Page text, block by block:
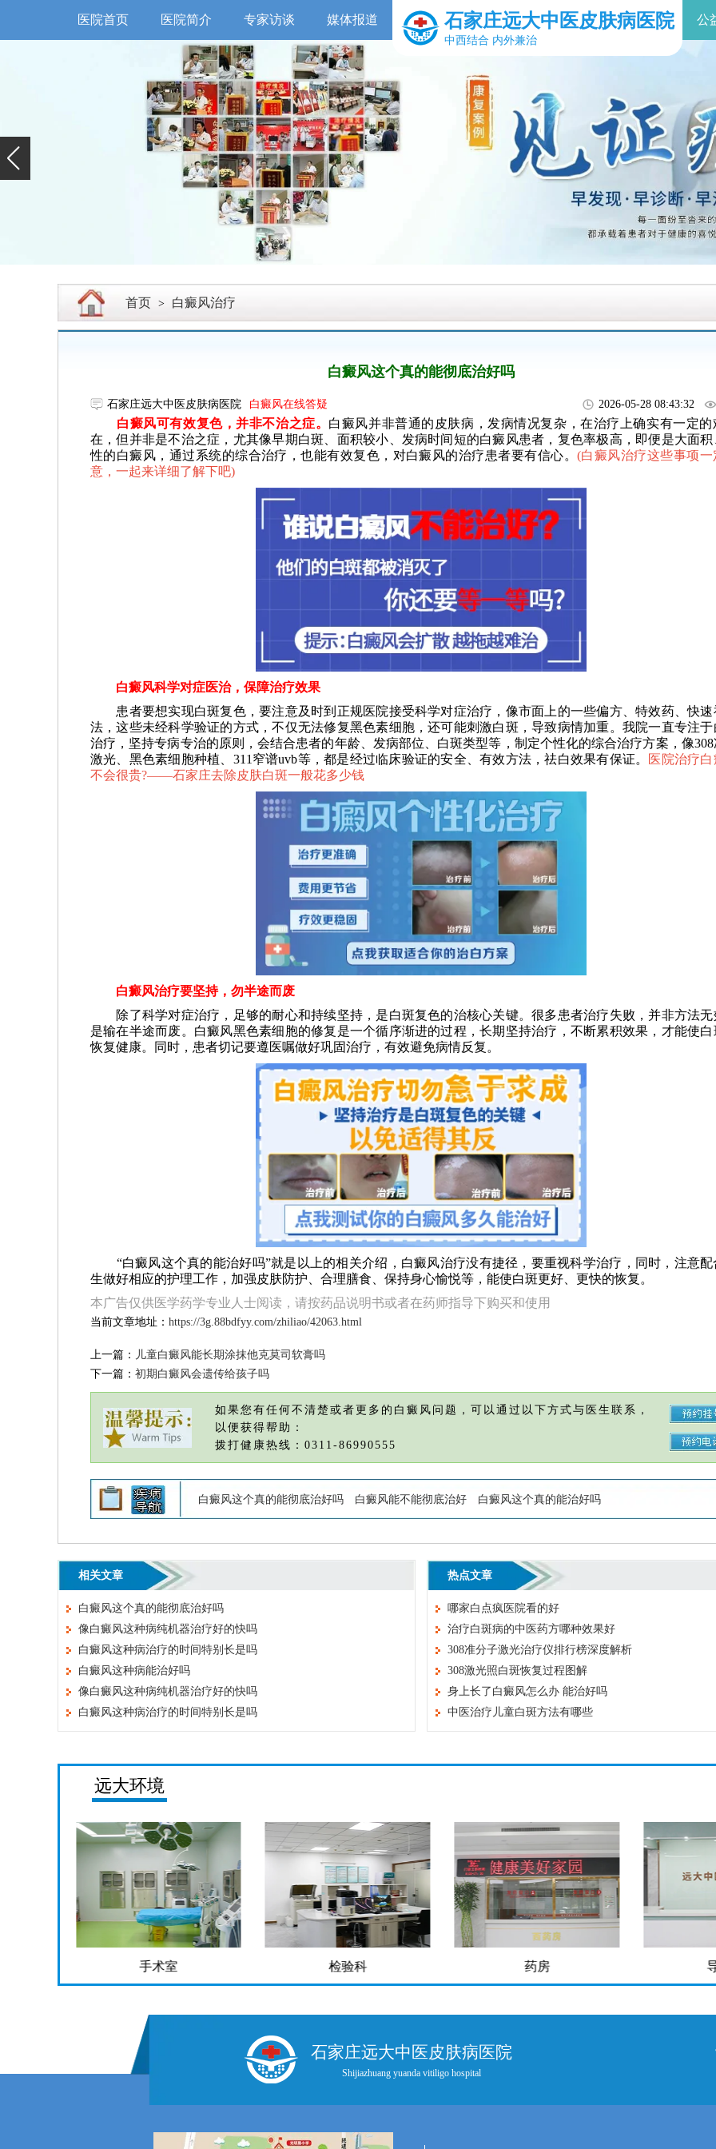
医院首页 医院简介 专家访谈 媒体报道 石家庄远大中医皮肤病医院
中西结合 内外兼治
公
首页 > 白癜风治疗
白癜风这个真的能彻底治好吗
石家庄远大中医皮肤病医院 白癜风在线答疑 2026-05-28 08:43:32
白癜风可有效复色，并非不治之症。 白癜风并非普通的皮肤病，发病情况复杂，在治疗上确实有一定的
在，但并非是不治之症，尤其像早期白斑、面积较小、发病时间短的白癜风患者，复色率极高，即便是大面积
性的白癜风，通过系统的综合治疗，也能有效复色，对白癜风的治疗患者要有信心。(白癜风治疗这些事项一
意，一起来详细了解下吧)
白癜风科学对症医治，保障治疗效果
患者要想实现白斑复色，要注意及时到正规医院接受科学对症治疗，像市面上的一些偏方、特效药、快速
法，这些未经科学验证的方式，不仅无法修复黑色素细胞，还可能刺激白斑，导致病情加重。我院一直专注于
治疗，坚持专病专治的原则，会结合患者的年龄、发病部位、白斑类型等，制定个性化的综合治疗方案，像
激光、黑色素细胞种植、311窄谱uvb等，都是经过临床验证的安全、有效方法，祛白效果有保证。
医院治疗
不会很贵?——石家庄去除皮肤白斑一般花多少钱
白癜风治疗要坚持，勿半途而废
除了科学对症治疗，足够的耐心和持续坚持，是白斑复色的治核心关键。很多患者治疗失败，并非方法无
是输在半途而废。白癜风黑色素细胞的修复是一个循序渐进的过程，长期坚持治疗，不断累积效果，才能使白
恢复健康。同时，患者切记要遵医嘱做好巩固治疗，有效避免病情反复。
“白癜风这个真的能治好吗”就是以上的相关介绍，白癜风治疗没有捷径，要重视科学治疗，同时，注意配
生做好相应的护理工作，加强皮肤防护、合理膳食、保持身心愉悦等，能使白斑更好、更快的恢复。
本广告仅供医学药学专业人士阅读，请按药品说明书或者在药师指导下购买和使用
当前文章地址： https://3g.88bdfyy.com/zhiliao/42063.html
上一篇： 儿童白癜风能长期涂抹他克莫司软膏吗
下一篇： 初期白癜风会遗传给孩子吗
如果您有任何不清楚或者更多的白癜风问题，可以通过以下方式与医生联系，
以便获得帮助：
拨打健康热线：0311-86990555
白癜风这个真的能彻底治好吗 白癜风能不能彻底治好 白癜风这个真的能治好吗
相关文章
白癜风这个真的能彻底治好吗
像白癜风这种病纯机器治疗好的快吗
白癜风这种病治疗的时间特别长是吗
白癜风这种病能治好吗
像白癜风这种病纯机器治疗好的快吗
白癜风这种病治疗的时间特别长是吗
热点文章
哪家白点疯医院看的好
治疗白斑病的中医药方哪种效果好
308准分子激光治疗仪排行榜深度解析
308激光照白斑恢复过程图解
身上长了白癜风怎么办 能治好吗
中医治疗儿童白斑方法有哪些
远大环境
手术室 检验科 药房
石家庄远大中医皮肤病医院
Shijiazhuang yuanda vitiligo hospital